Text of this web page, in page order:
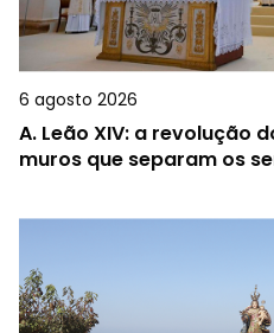
6 agosto 2026
A. Leão XIV: a revolução
muros que separam os